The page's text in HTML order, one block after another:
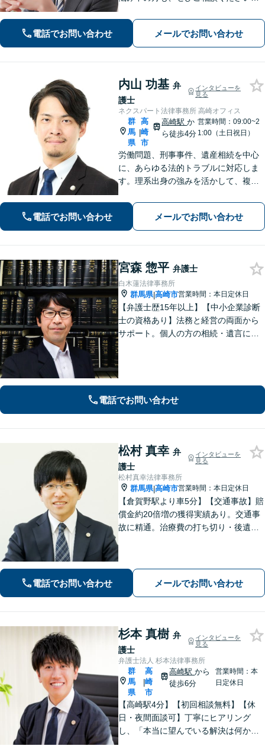
法務など】ご相談者さまに寄り添い、
きめ細やかな対応で、スピーディーに
最良の解決を目指します【土日・夜間
相談可能】。
電話でお問い合わせ メールでお問い合わせ
内山 功基 弁
護士
インタビューを
見る
ネクスパート法律事務所 高崎オフィス
群
馬
県
|
高
崎
市
高崎駅か
ら徒歩4分
営業時間：09:00~2
1:00（土日祝日）
労働問題、刑事事件、遺産相続を中心
に、あらゆる法的トラブルに対応しま
す。理系出身の強みを活かして、複雑
つ効果的に解決へ導きます。身近な存
在としてお気軽にご相談ください。
【分割払い可】【夜間休日対応可】
電話でお問い合わせ メールでお問い合わせ
宮森 惣平 弁護士
白木蓮法律事務所
群馬県|高崎市営業時間：本日定休日
【弁護士歴15年以上】【中小企業診断
士の資格あり】法務と経営の両面から
サポート。個人の方の相続・遺言にも
を見渡し、実効性のあるアドバイスを
提供。
電話でお問い合わせ
松村 真幸 弁
護士
インタビューを
見る
松村真幸法律事務所
群馬県|高崎市営業時間：本日定休日
【倉賀野駅より車5分】【交通事故】賠
償金約20倍増の獲得実績あり。交通事
故に精通。治療費の打ち切り・後遺障
らゆる問題に丁寧に対応します。
電話でお問い合わせ メールでお問い合わせ
杉本 真樹 弁
護士
インタビューを
見る
弁護士法人 杉本法律事務所
群
馬
県
|
高
崎
市
高崎駅から
徒歩6分
営業時間：本
日定休日
【高崎駅4分】【初回相談無料】【休
日・夜間面談可】丁寧にヒアリング
し、「本当に望んでいる解決は何か」